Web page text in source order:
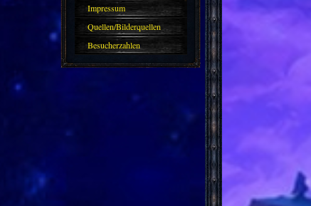
Impressum
Quellen/Bilderquellen
Besucherzahlen